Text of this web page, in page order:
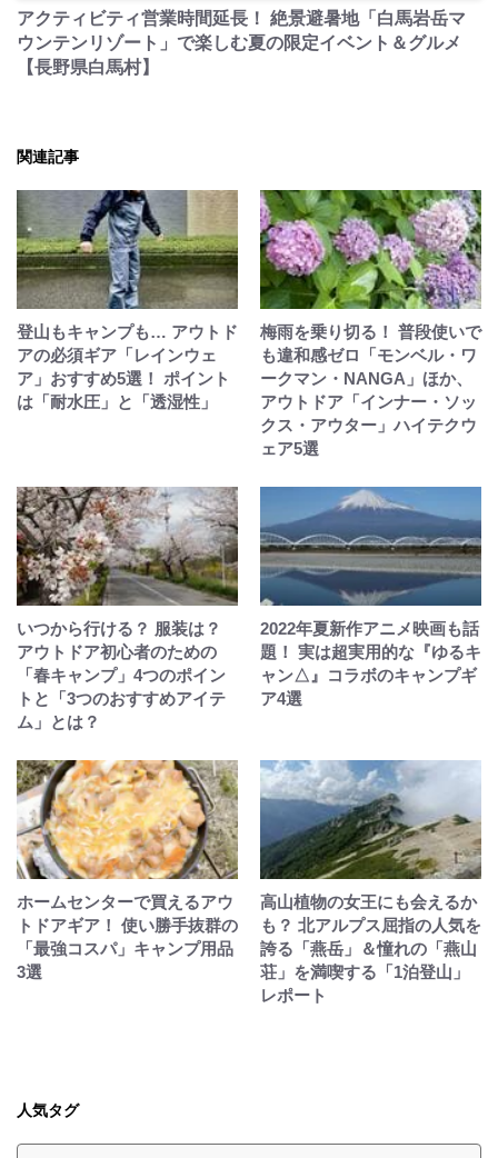
アクティビティ営業時間延長！ 絶景避暑地「白馬岩岳マ
ウンテンリゾート」で楽しむ夏の限定イベント＆グルメ
【長野県白馬村】
関連記事
登山もキャンプも… アウトド
アの必須ギア「レインウェ
ア」おすすめ5選！ ポイント
は「耐水圧」と「透湿性」
梅雨を乗り切る！ 普段使いで
も違和感ゼロ「モンベル・ワ
ークマン・NANGA」ほか、
アウトドア「インナー・ソッ
クス・アウター」ハイテクウ
ェア5選
いつから行ける？ 服装は？
アウトドア初心者のための
「春キャンプ」4つのポイン
トと「3つのおすすめアイテ
ム」とは？
2022年夏新作アニメ映画も話
題！ 実は超実用的な『ゆるキ
ャン△』コラボのキャンプギ
ア4選
ホームセンターで買えるアウ
トドアギア！ 使い勝手抜群の
「最強コスパ」キャンプ用品
3選
高山植物の女王にも会えるか
も？ 北アルプス屈指の人気を
誇る「燕岳」＆憧れの「燕山
荘」を満喫する「1泊登山」
レポート
人気タグ